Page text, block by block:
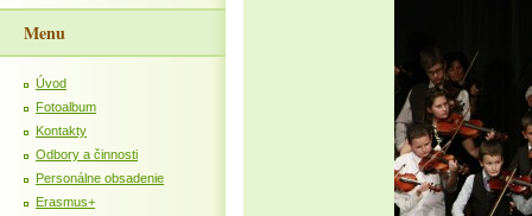
Menu
Úvod
Fotoalbum
Kontakty
Odbory a činnosti
Personálne obsadenie
Erasmus+